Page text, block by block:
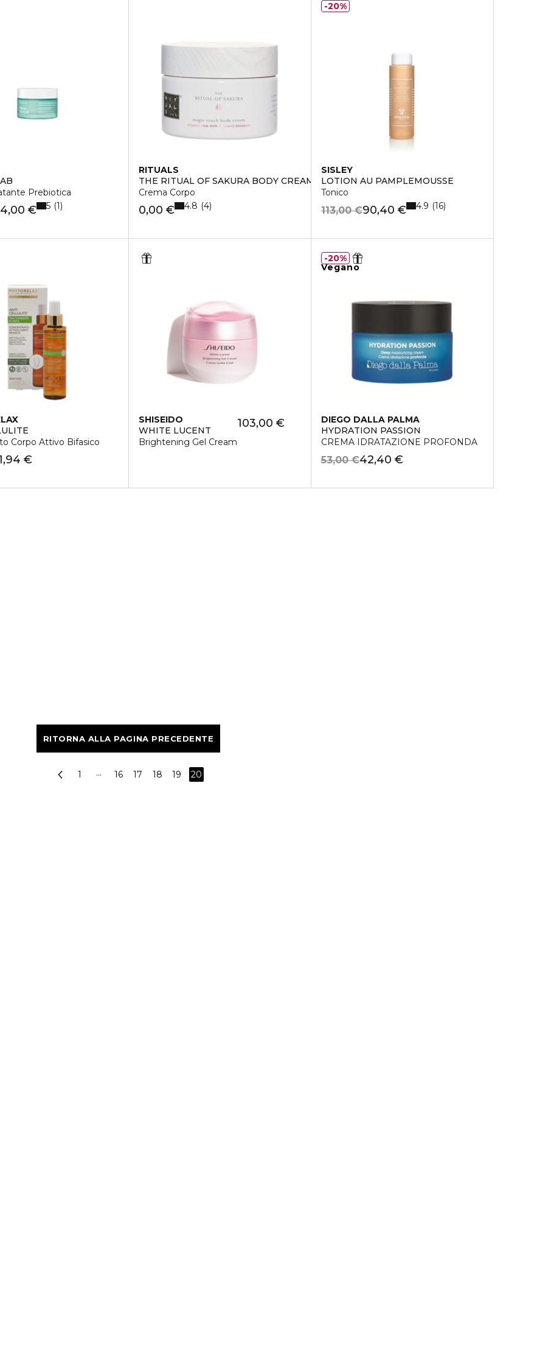
Prebiotica
€ 5 1
RITUALS
THE RITUAL OF SAKURA BODY CREAM
Crema Corpo
0,00 € 4.8 4
SISLEY
LOTION AU PAMPLEMOUSSE
Tonico
90,40 €
113,00 € 4.9 16
20%
Corpo Attivo Bifasico
€
SHISEIDO
WHITE LUCENT
Brightening Gel Cream
103,00 €
Vegano
DIEGO DALLA PALMA
HYDRATION PASSION
CREMA IDRATAZIONE PROFONDA
42,40 €
53,00 €
20%
RITORNA ALLA PAGINA PRECEDENTE
1 ··· 16 17 18 19 20